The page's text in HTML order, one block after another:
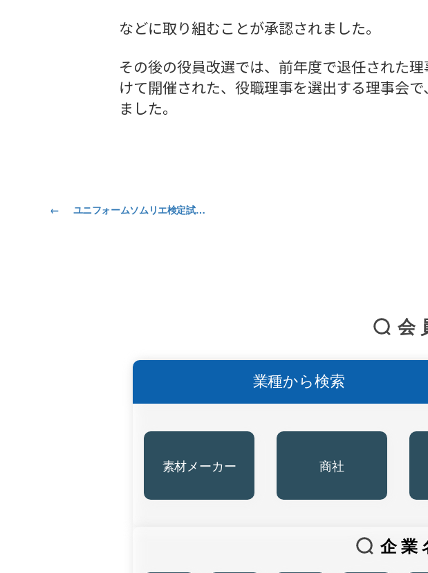
などに取り組むことが承認されました。
その後の役員改選では、前年度で退任された
けて開催された、役職理事を選出する理事会
ました。
← ユニフォームソムリエ検定試験 第１０回初級コースを実施
会
業種から検索
素材メーカー 商社
企業